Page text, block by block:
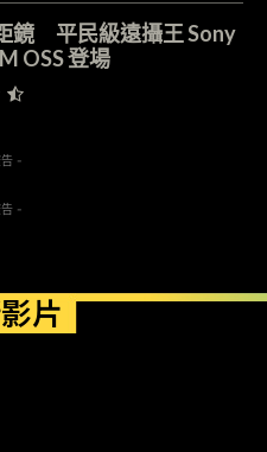
鏡 平民級遠攝王 Sony
OSS 登場
-
-
片